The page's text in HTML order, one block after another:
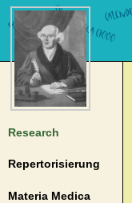
Research
Repertorisierung
Materia Medica